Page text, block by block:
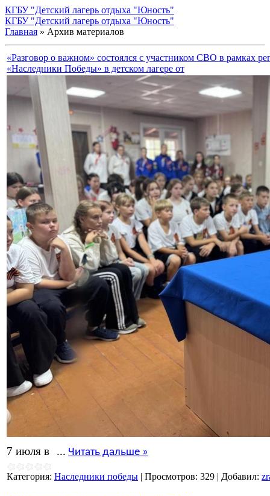
КГБУ "Детский лагерь отдыха "Юность"
КГБУ "Детский лагерь отдыха "Юность"
Главная » Архив материалов
«Разговор о важном» состоялся с участником СВО в рамках
«Наследники Победы» в детском лагере от
7 июля в ... Читать дальше »
Категория: Наследники победы | Просмотров: 329 | Добавил: